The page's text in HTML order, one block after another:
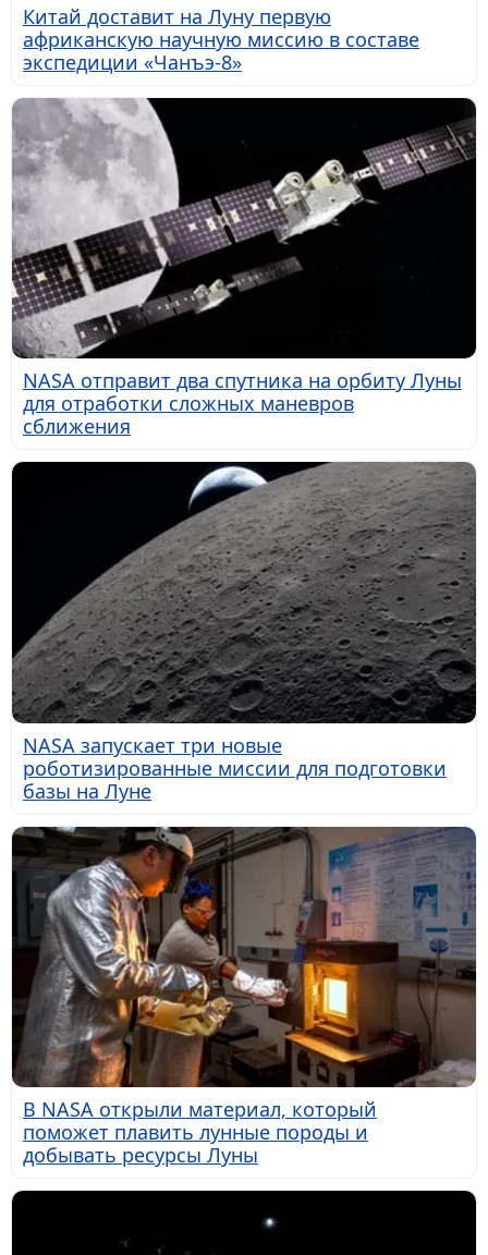
Китай доставит на Луну первую
африканскую научную миссию в составе
экспедиции «Чанъэ-8»
NASA отправит два спутника на орбиту Луны
для отработки сложных маневров
сближения
NASA запускает три новые
роботизированные миссии для подготовки
базы на Луне
В NASA открыли материал, который
поможет плавить лунные породы и
добывать ресурсы Луны